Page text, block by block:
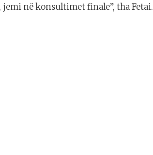
në konsultimet finale”, tha Fetai.